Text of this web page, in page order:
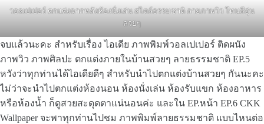
วอลเปเปอร์ ตกแต่งฉากหลังห้องนั่งเล่น สไตล์ธรรมชาติ ลายภาพวิว โทนสีอุ่น
สวยๆ
จบแล้วนะคะ สำหรับเรื่อง ไอเดีย ภาพพิมพ์วอลเปเปอร์ ติดผนัง
ภาพวิว ภาพศิลปะ ตกแต่งภายในบ้านสวยๆ ลายธรรมชาติ EP.5
หวังว่าทุกท่านได้ไอเดียดีๆ สำหรับนำไปตกแต่งบ้านสวยๆ กันนะคะ
ไม่ว่าจะนำไปตกแต่งห้องนอน ห้องนั่งเล่น ห้องรับแขก ห้องอาหาร
หรือห้องน้ำ ก็ดูสวยสะดุดตาแน่นอนค่ะ และใน EP.หน้า EP.6 CKK
Wallpaper จะพาทุกท่านไปชม ภาพพิมพ์ลายธรรมชาติ แบบไหนต่อ